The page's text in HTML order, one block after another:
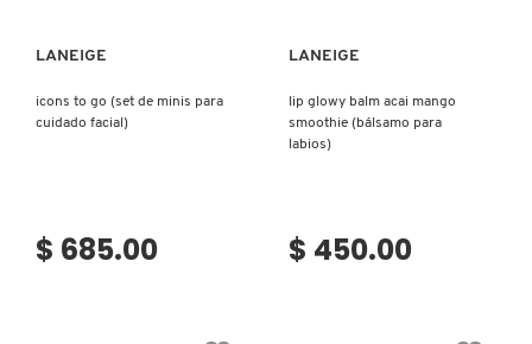
LANEIGE
icons to go (set de minis para
cuidado facial)
$ 685.00
LANEIGE
lip glowy balm acai mango
smoothie (bálsamo para
labios)
$ 450.00